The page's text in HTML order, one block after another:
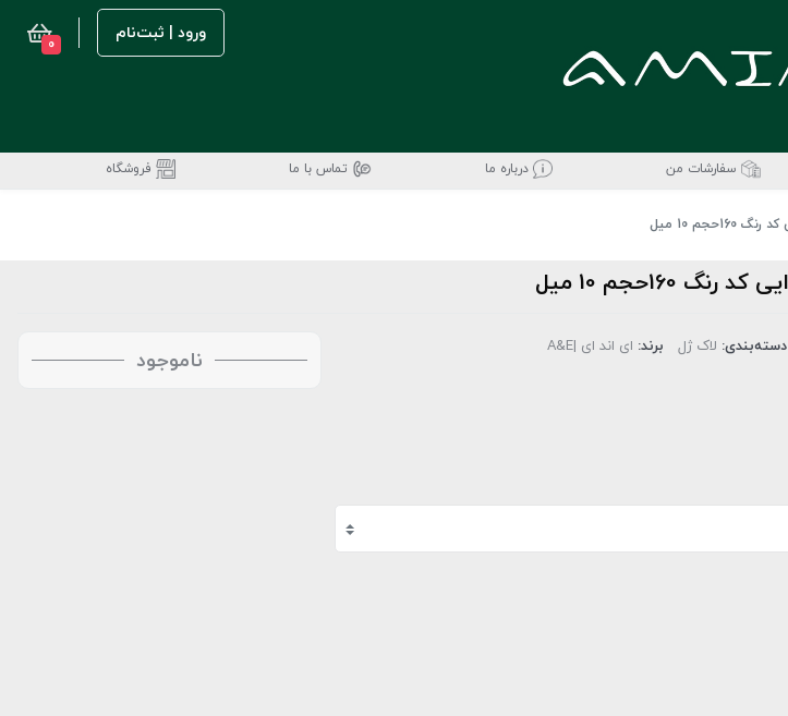
ورود | ثبت‌نام 0
سفارشات من درباره ما تماس با ما فروشگاه
دسته‌بندی: لاک ژل برند: ای اند ای |A&E ناموجود